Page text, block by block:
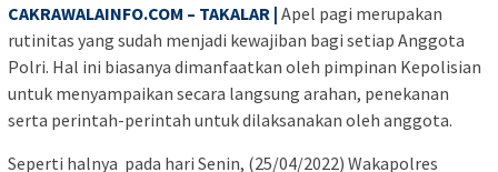
CAKRAWALAINFO.COM – TAKALAR | Apel pagi merupakan
rutinitas yang sudah menjadi kewajiban bagi setiap Anggota
Polri. Hal ini biasanya dimanfaatkan oleh pimpinan Kepolisian
untuk menyampaikan secara langsung arahan, penekanan
serta perintah-perintah untuk dilaksanakan oleh anggota.
Seperti halnya pada hari Senin, (25/04/2022) Wakapolres